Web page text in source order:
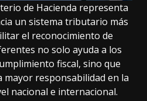
de Hacienda representa
un sistema tributario más
el reconocimiento de
no solo ayuda a los
fiscal, sino que
responsabilidad en la
nacional e internacional.